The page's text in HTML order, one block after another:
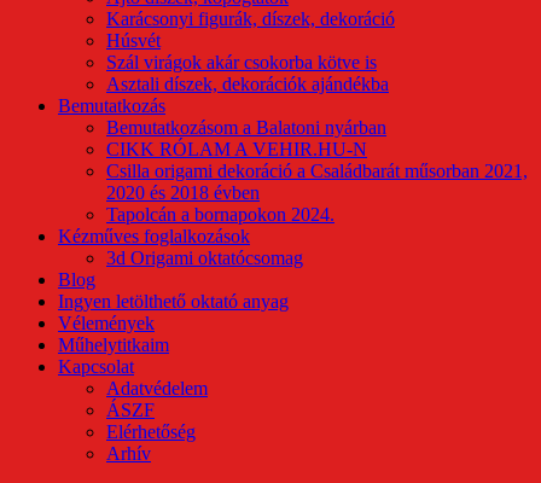
Karácsonyi figurák, díszek, dekoráció
Húsvét
Szál virágok akár csokorba kötve is
Asztali díszek, dekorációk ajándékba
Bemutatkozás
Bemutatkozásom a Balatoni nyárban
CIKK RÓLAM A VEHIR.HU-N
Csilla origami dekoráció a Családbarát műsorban 2021,
2020 és 2018 évben
Tapolcán a bornapokon 2024.
Kézműves foglalkozások
3d Origami oktatócsomag
Blog
Ingyen letölthető oktató anyag
Vélemények
Műhelytitkaim
Kapcsolat
Adatvédelem
ÁSZF
Elérhetőség
Arhív